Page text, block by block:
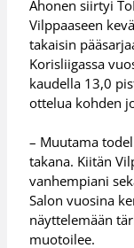
Ahonen siirtyi
Vilppaaseen
takaisin
Korisliigassa
kaudella 13,0
ottelua kohden
– Muutama
takana. Kiitän
vanhempiani
Salon vuosina
näyttelemään
muotoilee.